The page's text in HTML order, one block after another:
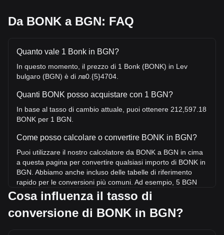
Da BONK a BGN: FAQ
Quanto vale 1 Bonk in BGN?
In questo momento, il prezzo di 1 Bonk (BONK) in Lev
bulgaro (BGN) è di лв0.{5}4704.
Quanti BONK posso acquistare con 1 BGN?
In base al tasso di cambio attuale, puoi ottenere 212,597.18
BONK per 1 BGN.
Come posso calcolare o convertire BONK in BGN?
Puoi utilizzare il nostro calcolatore da BONK a BGN in cima
a questa pagina per convertire qualsiasi importo di BONK in
BGN. Abbiamo anche incluso delle tabelle di riferimento
rapido per le conversioni più comuni. Ad esempio, 5 BGN
equivalgono a 1,062,985.88 BONK, mentre 5 BONK
costeranno circa 0.{4}2352BGN.
Cosa influenza il tasso di
conversione di BONK in BGN?